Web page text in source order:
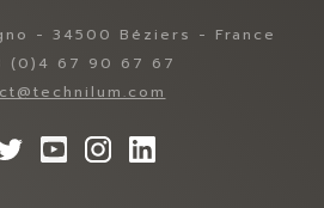
- 34500 Béziers - France
(0)4 67 90 67 67